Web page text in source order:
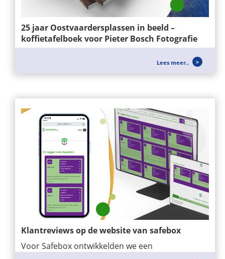
25 jaar Oostvaardersplassen in beeld –
koffietafelboek voor Pieter Bosch Fotografie
ontwerp en de realisatie verzorgen van het...
Lees meer..
Klantreviews op de website van safebox
Voor Safebox ontwikkelden we een